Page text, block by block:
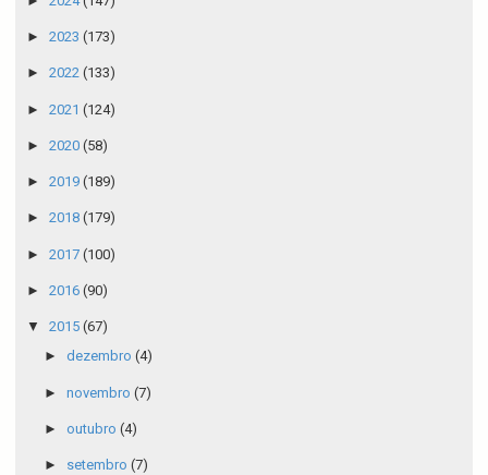
► 2023 (173)
► 2022 (133)
► 2021 (124)
► 2020 (58)
► 2019 (189)
► 2018 (179)
► 2017 (100)
► 2016 (90)
▼ 2015 (67)
► dezembro (4)
► novembro (7)
► outubro (4)
► setembro (7)